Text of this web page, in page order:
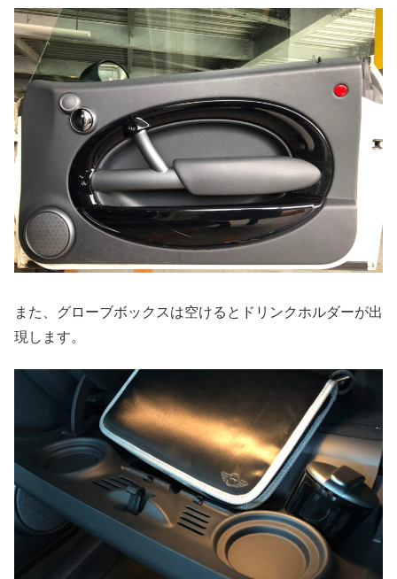
また、グローブボックスは空けるとドリンクホルダーが出
現します。